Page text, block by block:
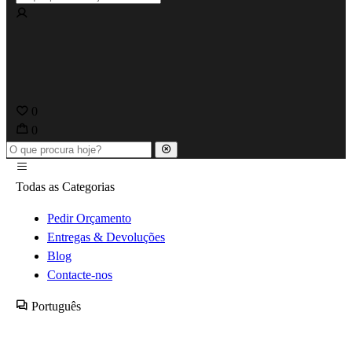
0
0
Todas as Categorias
Pedir Orçamento
Entregas & Devoluções
Blog
Contacte-nos
Português